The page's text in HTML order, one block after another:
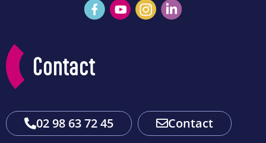
Contact
02 98 63 72 45 Contact